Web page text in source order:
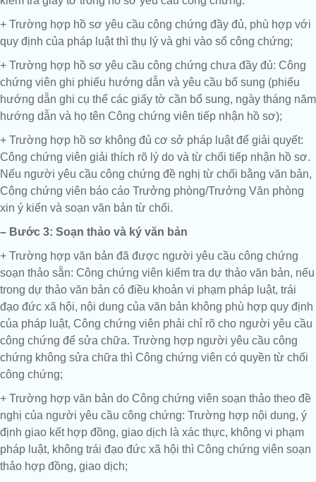
+ Trường hợp hồ sơ yêu cầu công chứng đầy đủ, phù hợp với
quy định của pháp luật thì thụ lý và ghi vào sổ công chứng;
+ Trường hợp hồ sơ yêu cầu công chứng chưa đầy đủ: Công
chứng viên ghi phiếu hướng dẫn và yêu cầu bổ sung (phiếu
hướng dẫn ghi cụ thể các giấy tờ cần bổ sung, ngày tháng năm
hướng dẫn và họ tên Công chứng viên tiếp nhận hồ sơ);
+ Trường hợp hồ sơ không đủ cơ sở pháp luật để giải quyết:
Công chứng viên giải thích rõ lý do và từ chối tiếp nhận hồ sơ.
Nếu người yêu cầu công chứng đề nghị từ chối bằng văn bản,
Công chứng viên báo cáo Trưởng phòng/Trưởng Văn phòng
xin ý kiến và soạn văn bản từ chối.
– Bước 3: Soạn thảo và ký văn bản
+ Trường hợp văn bản đã được người yêu cầu công chứng
soạn thảo sẵn: Công chứng viên kiểm tra dự thảo văn bản, nếu
trong dự thảo văn bản có điều khoản vi phạm pháp luật, trái
đạo đức xã hội, nội dung của văn bản không phù hợp quy định
của pháp luật, Công chứng viên phải chỉ rõ cho người yêu cầu
công chứng để sửa chữa. Trường hợp người yêu cầu công
chứng không sửa chữa thì Công chứng viên có quyền từ chối
công chứng;
+ Trường hợp văn bản do Công chứng viên soạn thảo theo đề
nghị của người yêu cầu công chứng: Trường hợp nội dung, ý
định giao kết hợp đồng, giao dịch là xác thực, không vi phạm
pháp luật, không trái đạo đức xã hội thì Công chứng viên soạn
thảo hợp đồng, giao dịch;